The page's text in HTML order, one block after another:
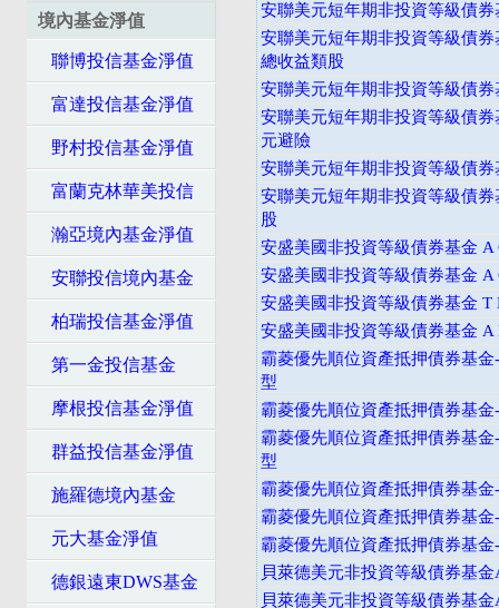
境內基金淨值
聯博投信基金淨值
富達投信基金淨值
野村投信基金淨值
富蘭克林華美投信
瀚亞境內基金淨值
安聯投信境內基金
柏瑞投信基金淨值
第一金投信基金
摩根投信基金淨值
群益投信基金淨值
施羅德境內基金
元大基金淨值
德銀遠東DWS基金
安聯美元短年期非投資等級債
安聯美元短年期非投資等級債
總收益類股
安聯美元短年期非投資等級債
安聯美元短年期非投資等級債
元避險
安聯美元短年期非投資等級債
安聯美元短年期非投資等級債
股
安盛美國非投資等級債券基金 A
安盛美國非投資等級債券基金 A
安盛美國非投資等級債券基金 T
安盛美國非投資等級債券基金 A
霸菱優先順位資產抵押債券基
型
霸菱優先順位資產抵押債券基
霸菱優先順位資產抵押債券基
型
霸菱優先順位資產抵押債券基
霸菱優先順位資產抵押債券基
霸菱優先順位資產抵押債券基
貝萊德美元非投資等級債券基
貝萊德美元非投資等級債券基